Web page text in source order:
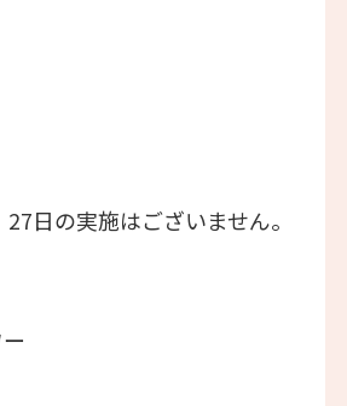
日の実施はございません。